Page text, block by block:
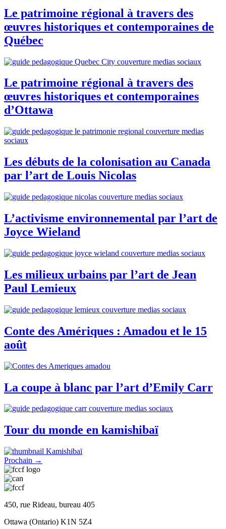
Le patrimoine régional à travers des
œuvres historiques et contemporaines de
Québec
Le patrimoine régional à travers des
œuvres historiques et contemporaines
d’Ottawa
Les débuts de la colonisation au Canada
par l’art de Louis Nicolas
L’activisme environnemental par l’art de
Joyce Wieland
Les milieux urbains par l’art de Jean
Paul Lemieux
Conte des Amériques : Amadou et le 15
août
La coupe à blanc par l’art d’Emily Carr
Tour du monde en kamishibaï
Prochain →
450, rue Rideau, bureau 405
Ottawa (Ontario) K1N 5Z4